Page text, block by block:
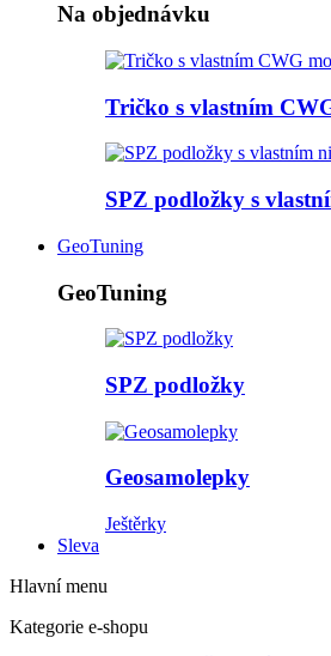
Na objednávku
Tričko s vlastním
SPZ podložky s
GeoTuning
GeoTuning
SPZ podložky
Geosamolepky
Ještěrky
Sleva
Hlavní menu
Kategorie e-shopu